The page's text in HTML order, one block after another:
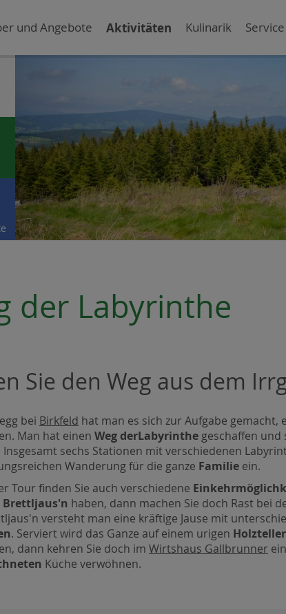
der Labyrinthe
Sie den Weg aus dem
bei Birkfeld hat man es sich zur Aufgabe
Man hat einen Weg derLabyrinthe geschaffen
Insgesamt sechs Stationen mit verschiedenen
Wanderung für die ganze Familie ein.
Tour finden Sie auch verschiedene
Brettljaus'n haben, dann machen Sie doch Rast bei
versteht man eine kräftige Jause mit
. Serviert wird das Ganze auf einem urigen
dann kehren Sie doch im Wirtshaus Gallbrunner
Küche verwöhnen.
und Angebote Aktivitäten Kulinarik Service